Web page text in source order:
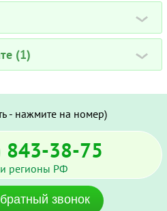
›
(1) ›
- нажмите на номер)
843-38-75
регионы РФ
звонок